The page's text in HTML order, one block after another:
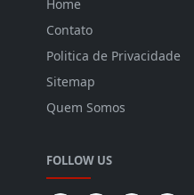
Home
Contato
Politica de Privacidade
Sitemap
Quem Somos
FOLLOW US